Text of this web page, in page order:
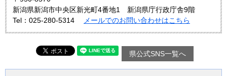
新潟県新潟市中央区新光町4番地1 新潟県庁行政庁舎9階
Tel：025-280-5314
メールでのお問い合わせはこちら
県公式SNS一覧へ